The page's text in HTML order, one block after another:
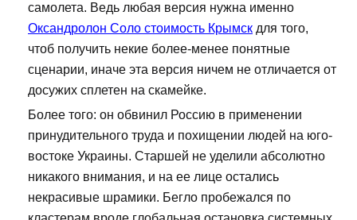
самолета. Ведь любая версия нужна именно
Оксандролон Соло стоимость Крымск для того,
чтоб получить некие более-менее понятные
сценарии, иначе эта версия ничем не отличается от
досужих сплетен на скамейке.
Более того: он обвинил Россию в применении
принудительного труда и похищении людей на юго-
востоке Украины. Старшей не уделили абсолютно
никакого внимания, и на ее лице остались
некрасивые шрамики. Бегло пробежался по